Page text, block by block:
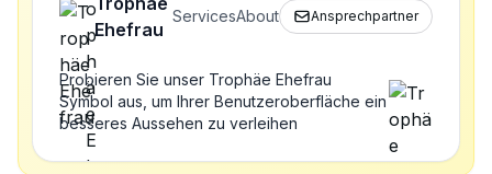
Ehefrau
ServicesAbout Ansprechpartner
Probieren Sie unser Trophäe Ehefrau
Symbol aus, um Ihrer Benutzeroberfläche ein
besseres Aussehen zu verleihen